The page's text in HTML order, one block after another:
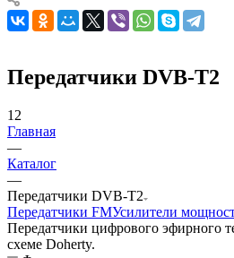
Передатчики DVB-T2
12
Главная
—
Каталог
—
Передатчики DVB-T2
Передатчики FMУсилители
Передатчики цифрового эфирного
схеме Doherty.